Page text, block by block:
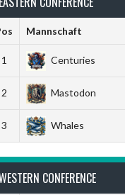
Mannschaft
1 Centuries
2 Mastodon
3 Whales
CONFERENCE